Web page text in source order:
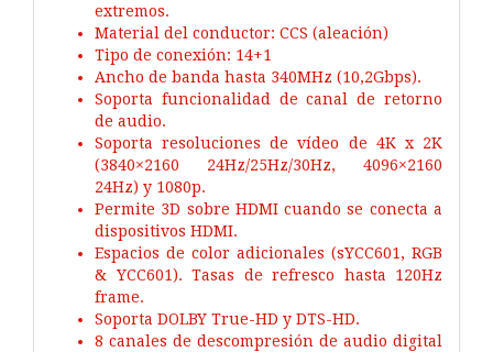
extremos.
Material del conductor: CCS (aleación)
Tipo de conexión: 14+1
Ancho de banda hasta 340MHz (10,2Gbps).
Soporta funcionalidad de canal de retorno
de audio.
Soporta resoluciones de vídeo de 4K x 2K
(3840×2160 24Hz/25Hz/30Hz, 4096×2160
24Hz) y 1080p.
Permite 3D sobre HDMI cuando se conecta a
dispositivos HDMI.
Espacios de color adicionales (sYCC601, RGB
& YCC601). Tasas de refresco hasta 120Hz
frame.
Soporta DOLBY True-HD y DTS-HD.
8 canales de descompresión de audio digital